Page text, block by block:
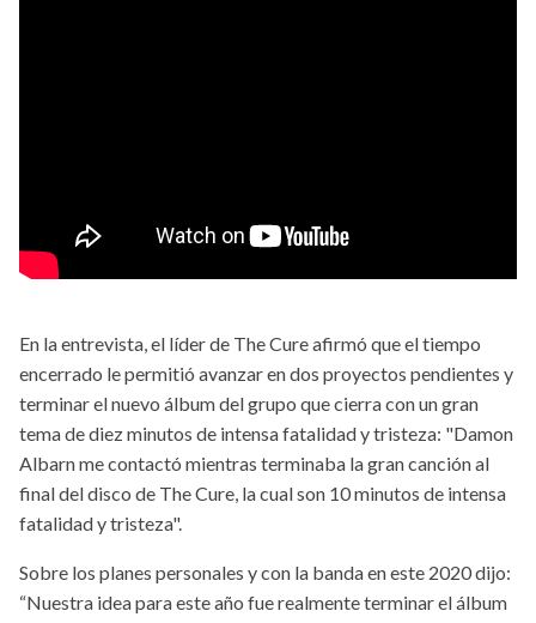
En la entrevista, el líder de The Cure afirmó que el tiempo
encerrado le permitió avanzar en dos proyectos pendientes y
terminar el nuevo álbum del grupo que cierra con un gran
tema de diez minutos de intensa fatalidad y tristeza: "Damon
Albarn me contactó mientras terminaba la gran canción al
final del disco de The Cure, la cual son 10 minutos de intensa
fatalidad y tristeza".
Sobre los planes personales y con la banda en este 2020 dijo:
“Nuestra idea para este año fue realmente terminar el álbum